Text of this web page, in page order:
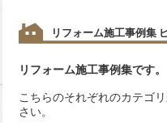
リフォーム施工事例集
リフォーム施工事例集です。
こちらのそれぞれのカテゴ
さい。